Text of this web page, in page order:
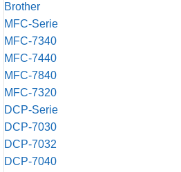
Brother
MFC-Serie
MFC-7340
MFC-7440
MFC-7840
MFC-7320
DCP-Serie
DCP-7030
DCP-7032
DCP-7040